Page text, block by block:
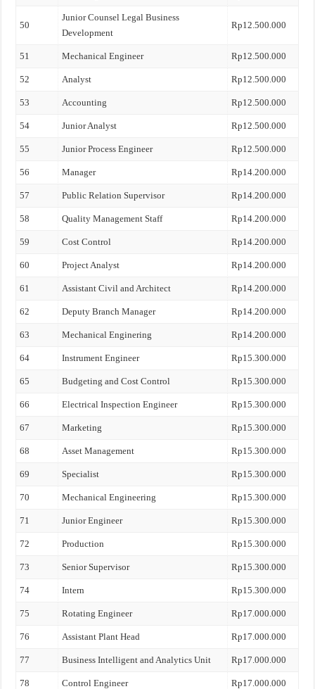
50
Junior Counsel Legal Business
Development
Rp12.500.000
51 Mechanical Engineer Rp12.500.000
52 Analyst Rp12.500.000
53 Accounting Rp12.500.000
54 Junior Analyst Rp12.500.000
55 Junior Process Engineer Rp12.500.000
56 Manager Rp14.200.000
57 Public Relation Supervisor Rp14.200.000
58 Quality Management Staff Rp14.200.000
59 Cost Control Rp14.200.000
60 Project Analyst Rp14.200.000
61 Assistant Civil and Architect Rp14.200.000
62 Deputy Branch Manager Rp14.200.000
63 Mechanical Enginering Rp14.200.000
64 Instrument Engineer Rp15.300.000
65 Budgeting and Cost Control Rp15.300.000
66 Electrical Inspection Engineer Rp15.300.000
67 Marketing Rp15.300.000
68 Asset Management Rp15.300.000
69 Specialist Rp15.300.000
70 Mechanical Engineering Rp15.300.000
71 Junior Engineer Rp15.300.000
72 Production Rp15.300.000
73 Senior Supervisor Rp15.300.000
74 Intern Rp15.300.000
75 Rotating Engineer Rp17.000.000
76 Assistant Plant Head Rp17.000.000
77 Business Intelligent and Analytics Unit Rp17.000.000
78 Control Engineer Rp17.000.000